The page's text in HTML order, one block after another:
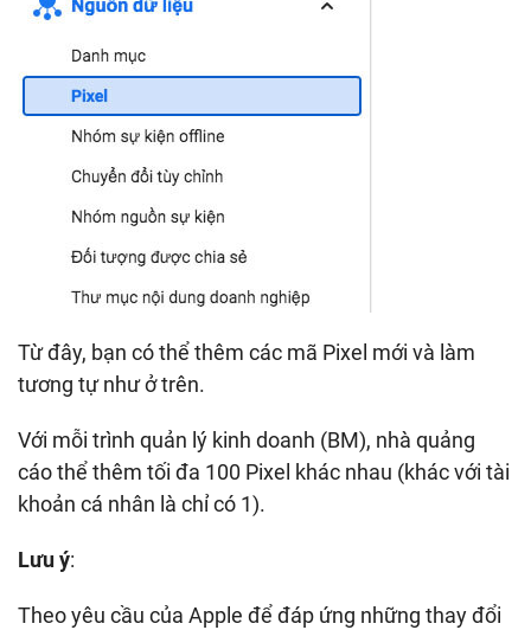
Từ đây, bạn có thể thêm các mã Pixel mới và làm
tương tự như ở trên.
Với mỗi trình quản lý kinh doanh (BM), nhà quảng
cáo thể thêm tối đa 100 Pixel khác nhau (khác với tài
khoản cá nhân là chỉ có 1).
Lưu ý:
Theo yêu cầu của Apple để đáp ứng những thay đổi